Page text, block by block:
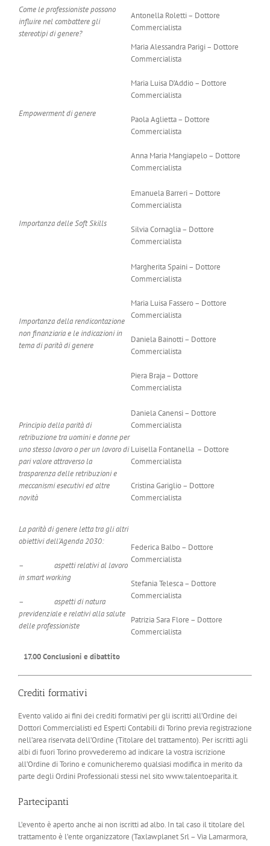
Come le professioniste possono
influire nel combattere gli
stereotipi di genere?
Antonella Roletti – Dottore
Commercialista
Empowerment di genere
Maria Alessandra Parigi – Dottore
Commercialista
Maria Luisa D’Addio – Dottore
Commercialista
Paola Aglietta – Dottore
Commercialista
Anna Maria Mangiapelo – Dottore
Commercialista
Importanza delle Soft Skills
Emanuela Barreri – Dottore
Commercialista
Silvia Cornaglia – Dottore
Commercialista
Importanza della rendicontazione
non finanziaria e le indicazioni in
tema di parità di genere
Margherita Spaini – Dottore
Commercialista
Maria Luisa Fassero – Dottore
Commercialista
Daniela Bainotti – Dottore
Commercialista
Piera Braja – Dottore
Commercialista
Principio della parità di
retribuzione tra uomini e donne per
uno stesso lavoro o per un lavoro di
pari valore attraverso la
trasparenza delle retribuzioni e
meccanismi esecutivi ed altre
novità
Daniela Canensi – Dottore
Commercialista
Luisella Fontanella – Dottore
Commercialista
Cristina Gariglio – Dottore
Commercialista
La parità di genere letta tra gli altri
obiettivi dell’Agenda 2030:
– aspetti relativi al lavoro
in smart working
– aspetti di natura
previdenziale e relativi alla salute
delle professioniste
Federica Balbo – Dottore
Commercialista
Stefania Telesca – Dottore
Commercialista
Patrizia Sara Flore – Dottore
Commercialista
17.00 Conclusioni e dibattito
Crediti formativi
Evento valido ai fini dei crediti formativi per gli iscritti all’Ordine dei
Dottori Commercialisti ed Esperti Contabili di Torino previa registrazione
nell’area riservata dell’Ordine (Titolare del trattamento). Per iscritti agli
albi di fuori Torino provvederemo ad indicare la vostra iscrizione
all’Ordine di Torino e comunicheremo qualsiasi modifica in merito da
parte degli Ordini Professionali stessi nel sito www.talentoeparita.it.
Partecipanti
L’evento è aperto anche ai non iscritti ad albo. In tal caso il titolare del
trattamento è l’ente organizzatore (Taxlawplanet Srl – Via Lamarmora,